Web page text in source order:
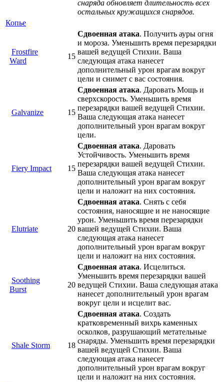
снаряда обновляет длительность всех
остальных кружащихся снарядов.
Копье
Frostfire
Ward
15
Сдвоенная атака. Получить ауры огня
и мороза. Уменьшить время перезарядки
вашей ведущей Стихии. Ваша
следующая атака нанесет
дополнительный урон врагам вокруг
цели и снимет с вас состояния.
Galvanize 15
Сдвоенная атака. Даровать Мощь и
сверхскорость. Уменьшить время
перезарядки вашей ведущей Стихии.
Ваша следующая атака нанесет
дополнительный урон врагам вокруг
цели.
Fiery Impact 15
Сдвоенная атака. Даровать
Устойчивость. Уменьшить время
перезарядки вашей ведущей Стихии.
Ваша следующая атака нанесет
дополнительный урон врагам вокруг
цели и наложит на них состояния.
Elutriate 20
Сдвоенная атака. Снять с себя
состояния, наносящие и не наносящие
урон. Уменьшить время перезарядки
вашей ведущей Стихии. Ваша
следующая атака нанесет
дополнительный урон врагам вокруг
цели и наложит на них состояния.
Soothing
Burst
20
Сдвоенная атака. Исцелиться.
Уменьшить время перезарядки вашей
ведущей Стихии. Ваша следующая атака
нанесет дополнительный урон врагам
вокруг цели и исцелит вас.
Shale Storm 18
Сдвоенная атака. Создать
кратковременный вихрь каменных
осколков, разрушающий метательные
снаряды. Уменьшить время перезарядки
вашей ведущей Стихии. Ваша
следующая атака нанесет
дополнительный урон врагам вокруг
цели и наложит на них состояния.